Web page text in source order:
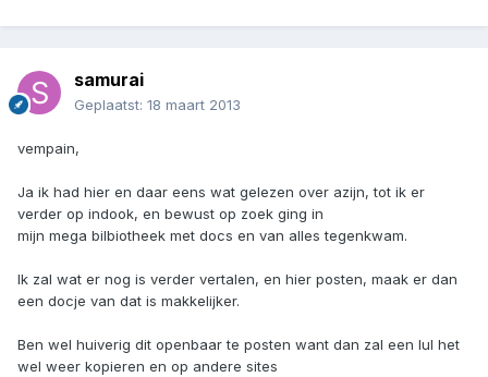
samurai
Geplaatst: 18 maart 2013
vempain,
Ja ik had hier en daar eens wat gelezen over azijn, tot ik er
verder op indook, en bewust op zoek ging in
mijn mega bilbiotheek met docs en van alles tegenkwam.
Ik zal wat er nog is verder vertalen, en hier posten, maak er dan
een docje van dat is makkelijker.
Ben wel huiverig dit openbaar te posten want dan zal een lul het
wel weer kopieren en op andere sites